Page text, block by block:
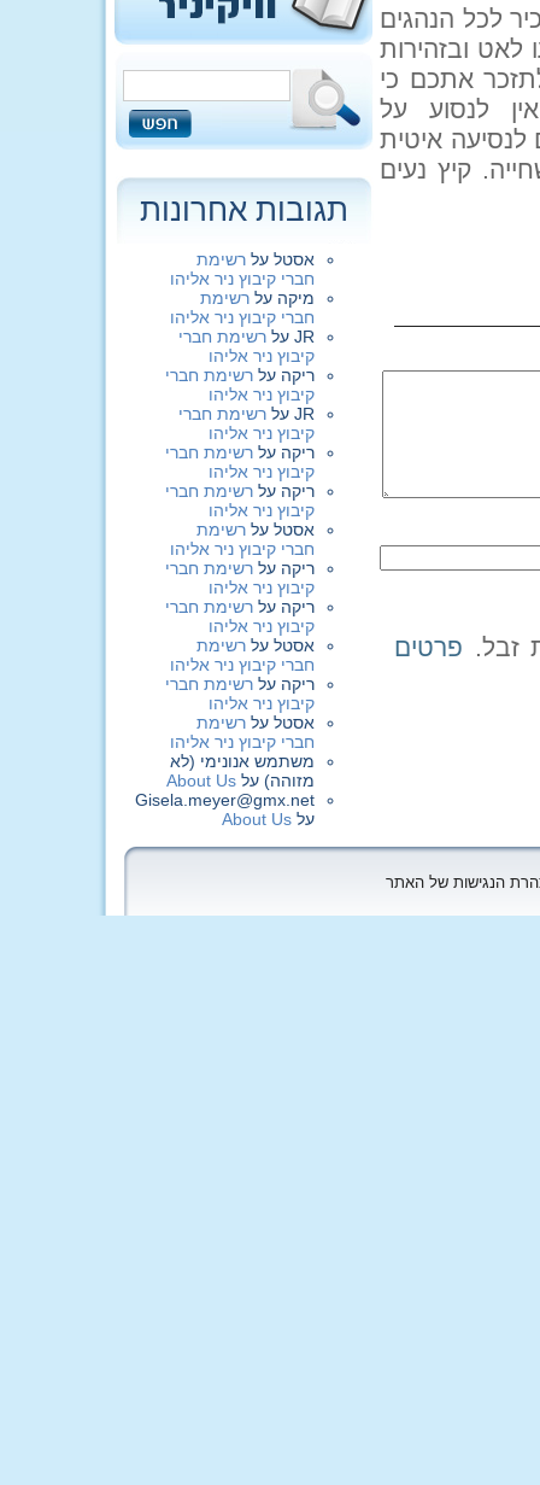
לכל הנהגים
לאט ובזהירות
אתכם כי
לנסוע על
איטית
קיץ נעים
פרטים
תגובות אחרונות
אסטל על רשימת
חברי קיבוץ ניר אליהו
מיקה על רשימת
חברי קיבוץ ניר אליהו
JR על רשימת חברי
קיבוץ ניר אליהו
ריקה על רשימת חברי
קיבוץ ניר אליהו
JR על רשימת חברי
קיבוץ ניר אליהו
ריקה על רשימת חברי
קיבוץ ניר אליהו
ריקה על רשימת חברי
קיבוץ ניר אליהו
אסטל על רשימת
חברי קיבוץ ניר אליהו
ריקה על רשימת חברי
קיבוץ ניר אליהו
ריקה על רשימת חברי
קיבוץ ניר אליהו
אסטל על רשימת
חברי קיבוץ ניר אליהו
ריקה על רשימת חברי
קיבוץ ניר אליהו
אסטל על רשימת
חברי קיבוץ ניר אליהו
משתמש אנונימי (לא
מזוהה) על About Us
Gisela.meyer@gmx.net
על About Us
הנגישות של האתר